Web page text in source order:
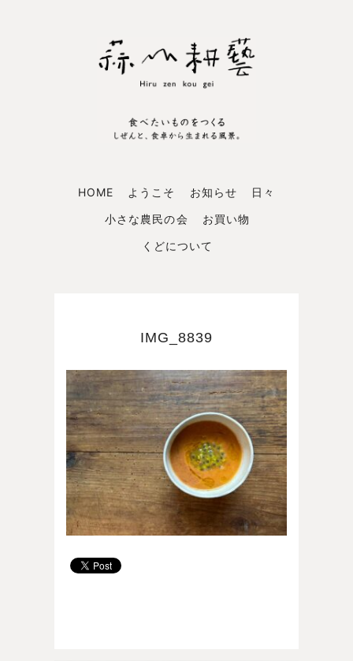
HOME ようこそ お知らせ
日々
小さな農民の会
お買い物
くどについて
IMG_8839